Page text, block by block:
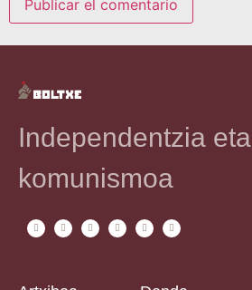
Independentzia eta
komunismoa